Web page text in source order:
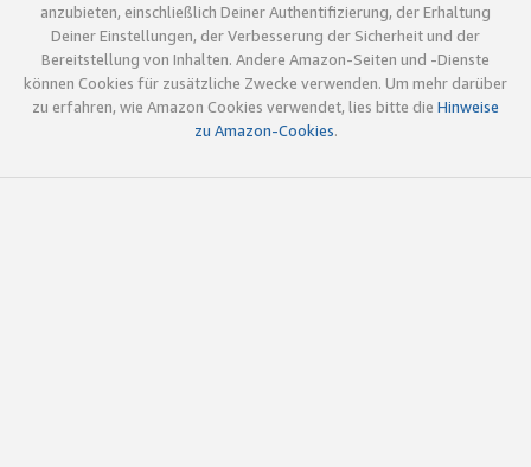
anzubieten, einschließlich Deiner Authentifizierung, der Erhaltung
Deiner Einstellungen, der Verbesserung der Sicherheit und der
Bereitstellung von Inhalten. Andere Amazon-Seiten und -Dienste
können Cookies für zusätzliche Zwecke verwenden. Um mehr darüber
zu erfahren, wie Amazon Cookies verwendet, lies bitte die Hinweise
zu Amazon-Cookies.